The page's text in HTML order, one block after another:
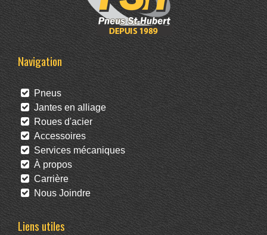
Navigation
Pneus
Jantes en alliage
Roues d'acier
Accessoires
Services mécaniques
À propos
Carrière
Nous Joindre
Liens utiles